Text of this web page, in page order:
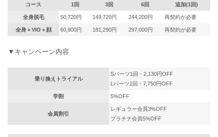
コース 1回 3回 6回 追加(1回)
全身脱毛 50,720円 149,720円 244,200円 再契約が必要
全身＋VIO＋顔 60,900円 181,290円 297,000円 再契約が必要
▼キャンペーン内容
乗り換えトライアル
Sパーツ1回・2,130円OFF
Lパーツ1回・7,750円OFF
学割 5%OFF
会員割引
レギュラー会員3%OFF
プラチナ会員5%OFF